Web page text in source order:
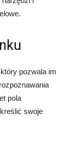
pozwala im
pola
swoje